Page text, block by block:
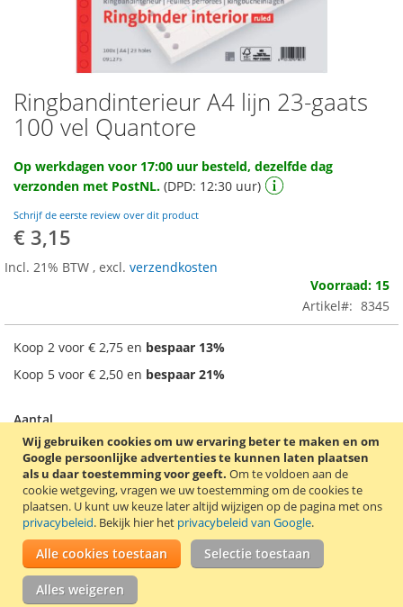
Wij gebruiken cookies om uw ervaring beter te maken en om
Google persoonlijke advertenties te kunnen laten plaatsen
als u daar toestemming voor geeft. Om te voldoen aan de
cookie wetgeving, vragen we uw toestemming om de cookies te
plaatsen. U kunt uw keuze later altijd wijzigen op de pagina met ons
privacybeleid. Bekijk hier het privacybeleid van Google.
Alle cookies toestaan Selectie toestaan
Alles weigeren
Ga
naar
het
van
de
gallerij
Ringbandinterieur A4 lijn 23-gaats
100 vel Quantore
Op werkdagen voor 17:00 uur besteld, dezelfde dag
verzonden met PostNL. (DPD: 12:30 uur)
Schrijf de eerste review over dit product
€ 3,15
Incl. 21% BTW , excl. verzendkosten
Voorraad: 15
Artikel
8345
Koop 2 voor € 2,75 en bespaar 13%
Koop 5 voor € 2,50 en bespaar 21%
Aantal
In Winkelwagen
VOEG TOE AAN VERLANGLIJST